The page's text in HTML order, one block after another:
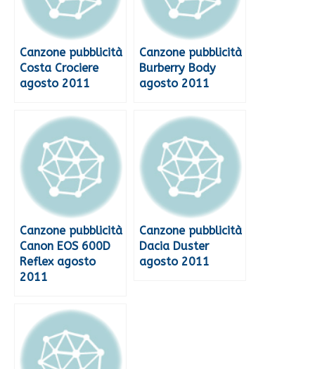
Canzone pubblicità
Costa Crociere
agosto 2011
Canzone pubblicità
Burberry Body
agosto 2011
Canzone pubblicità
Canon EOS 600D
Reflex agosto
2011
Canzone pubblicità
Dacia Duster
agosto 2011